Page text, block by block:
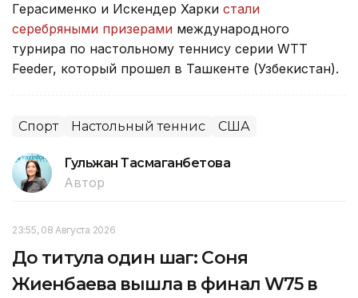
Герасименко и Искендер Харки стали
серебряными призерами международного
турнира по настольному теннису серии WTT
Feeder, который прошел в Ташкенте (Узбекистан).
Спорт Настольный теннис США
Гульжан Тасмаганбетова
Автор
23:55, 08 Августа 2026
До титула один шаг: Соня
Жиенбаева вышла в финал W75 в